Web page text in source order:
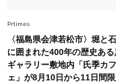
オシャレ
旬着こな
選び」！
Fashion
Prtimes
〈福島県会津若松市〉堀と
に囲まれた400年の歴史ある
ギャラリー敷地内「氏季カフ
ェ」が8月10日から11日間